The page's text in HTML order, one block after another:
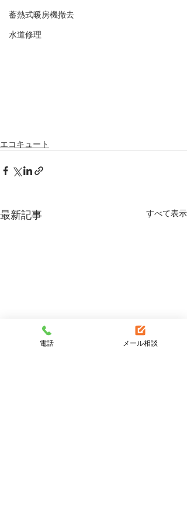
蓄熱式暖房機撤去
水道修理
エコキュート
最新記事 すべて表示
電話 メール相談